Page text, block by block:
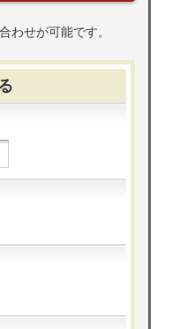
わせが可能です。